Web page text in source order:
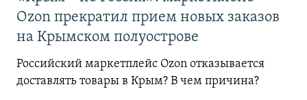
Ozon прекратил прием новых заказов
на Крымском полуострове
Российский маркетплейс Ozon отказывается
доставлять товары в Крым? В чем причина?